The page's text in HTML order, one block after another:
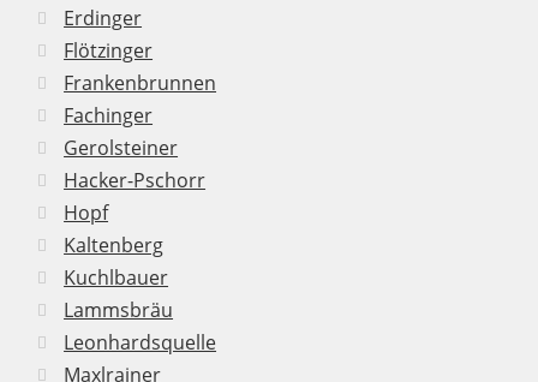
Erdinger
Flötzinger
Frankenbrunnen
Fachinger
Gerolsteiner
Hacker-Pschorr
Hopf
Kaltenberg
Kuchlbauer
Lammsbräu
Leonhardsquelle
Maxlrainer